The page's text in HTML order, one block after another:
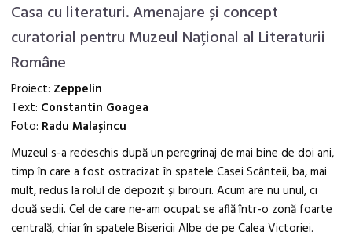
Casa cu literaturi. Amenajare și concept
curatorial pentru Muzeul Național al Literaturii
Române
Proiect: Zeppelin
Text: Constantin Goagea
Foto: Radu Malașincu
Muzeul s-a redeschis după un peregrinaj de mai bine de doi ani,
timp în care a fost ostracizat în spatele Casei Scânteii, ba, mai
mult, redus la rolul de depozit și birouri. Acum are nu unul, ci
două sedii. Cel de care ne-am ocupat se află într-o zonă foarte
centrală, chiar în spatele Bisericii Albe de pe Calea Victoriei.